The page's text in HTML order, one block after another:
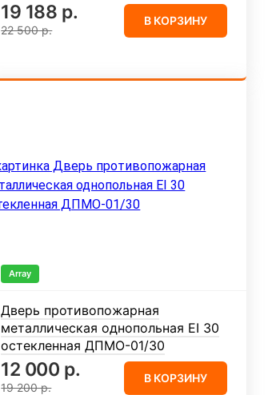
19 188 р.
22 500 р.
В КОРЗИНУ
Array
Дверь противопожарная
металлическая однопольная EI 30
остекленная ДПМО-01/30
12 000 р.
19 200 р.
В КОРЗИНУ